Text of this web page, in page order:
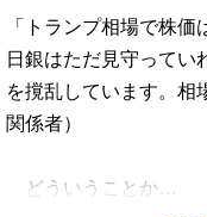
「トランプ相場で株
日銀はただ見守ってい
を撹乱しています。相
関係者）
どういうことか…